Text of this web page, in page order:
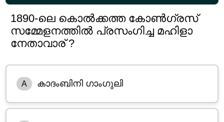
1890-ലെ കൊൽക്കത്ത കോൺഗ്രസ്
സമ്മേളനത്തിൽ പ്രസംഗിച്ച മഹിളാ
നേതാവാര് ?
A കാദംബിനി ഗാംഗുലി